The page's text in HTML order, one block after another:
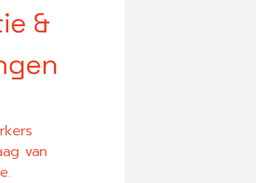
&
van